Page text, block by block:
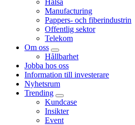
Hälsa
Manufacturing
Pappers- och fiberindustrin
Offentlig sektor
Telekom
Om oss
Hållbarhet
Jobba hos oss
Information till investerare
Nyhetsrum
Trending
Kundcase
Insikter
Event